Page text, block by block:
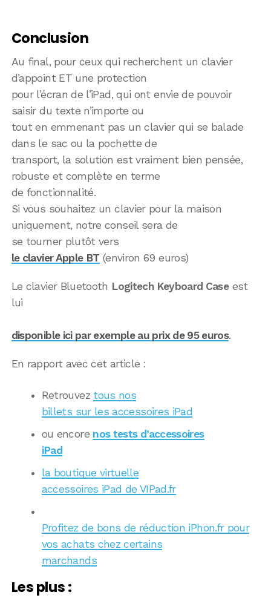
Conclusion
Au final, pour ceux qui recherchent un clavier
d’appoint ET une protection
pour l’écran de l’iPad, qui ont envie de pouvoir
saisir du texte n’importe ou
tout en emmenant pas un clavier qui se balade
dans le sac ou la pochette de
transport, la solution est vraiment bien pensée,
robuste et complète en terme
de fonctionnalité.
Si vous souhaitez un clavier pour la maison
uniquement, notre conseil sera de
se tourner plutôt vers
le clavier Apple BT (environ 69 euros)
Le clavier Bluetooth Logitech Keyboard Caseest
lui
disponible ici par exemple au prix de 95 euros.
En rapport avec cet article :
Retrouvez tous nos
billets sur les accessoires iPad
ou encore nos tests d’accessoires
iPad
la boutique virtuelle
accessoires iPad de VIPad.fr
Profitez de bons de réduction iPhon.fr pour
vos achats chez certains
marchands
Les plus :